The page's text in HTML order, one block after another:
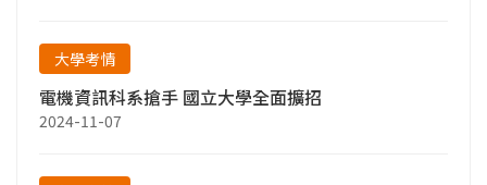
大學考情
電機資訊科系搶手 國立大學全面擴招
2024-11-07